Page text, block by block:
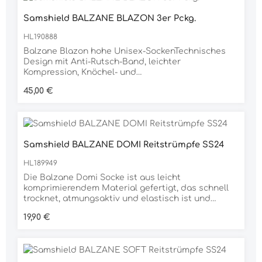
Kragen hervor. Pflegeleicht, maschinenwaschbar
Samshield BALZANE BLAZON 3er Pckg.
HL190888
Balzane Blazon hohe Unisex-SockenTechnisches
Design mit Anti-Rutsch-Band, leichter
Kompression, Knöchel- und
Samshield auf der Oberseite der SockeHergestellt
Regulärer Preis:
45,00 €
Samshield BALZANE DOMI Reitstrümpfe SS24
HL189949
Die Balzane Domi Socke ist aus leicht
komprimierendem Material gefertigt, das schnell
trocknet, atmungsaktiv und elastisch ist und
Gerüche zu kontrollieren. Das obere Band hat eine
Stoff für mehr Schutz und Unterstützung. Das
Regulärer Preis:
19,90 €